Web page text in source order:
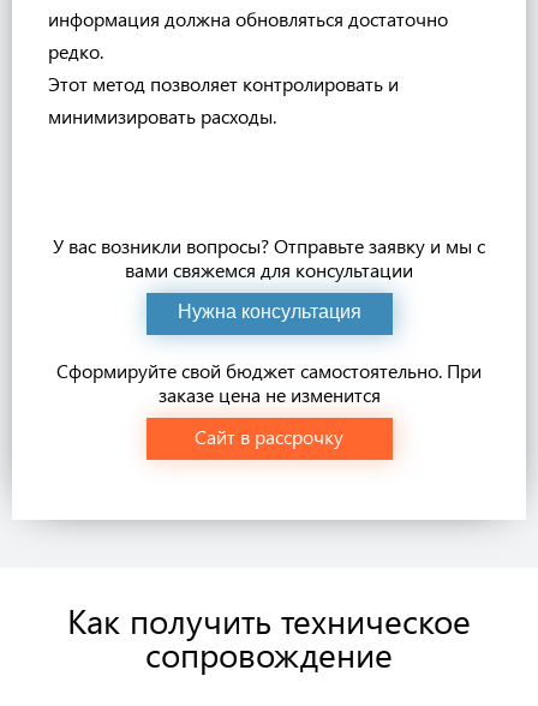
информация должна обновляться достаточно
редко.
Этот метод позволяет контролировать и
минимизировать расходы.
У вас возникли вопросы? Отправьте заявку и мы с
вами свяжемся для консультации
Нужна консультация
Сформируйте свой бюджет самостоятельно. При
заказе цена не изменится
Сайт в рассрочку
Как получить техническое
сопровождение